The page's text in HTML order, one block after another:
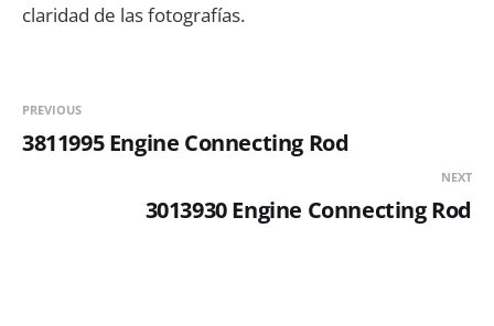
claridad de las fotografías.
PREVIOUS
3811995 Engine Connecting Rod
NEXT
3013930 Engine Connecting Rod